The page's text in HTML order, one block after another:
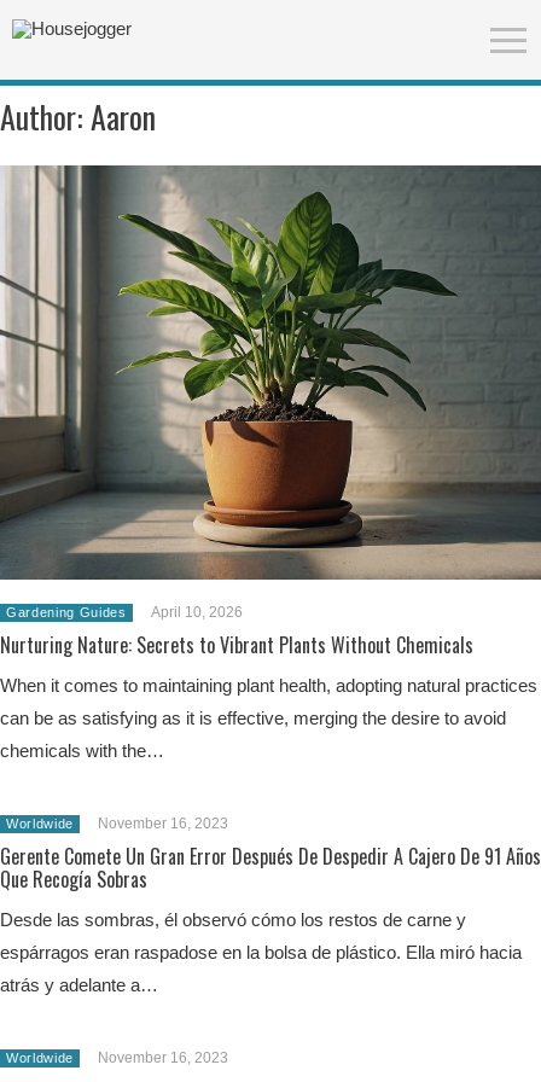
Author:Aaron
Gardening Guides April 10, 2026
Nurturing Nature: Secrets to Vibrant Plants Without Chemicals
When it comes to maintaining plant health, adopting natural practices
can be as satisfying as it is effective, merging the desire to avoid
chemicals with the…
Worldwide November 16, 2023
Gerente Comete Un Gran Error Después De Despedir A Cajero De 91 Años
Que Recogía Sobras
Desde las sombras, él observó cómo los restos de carne y
espárragos eran raspadose en la bolsa de plástico. Ella miró hacia
atrás y adelante a…
Worldwide November 16, 2023